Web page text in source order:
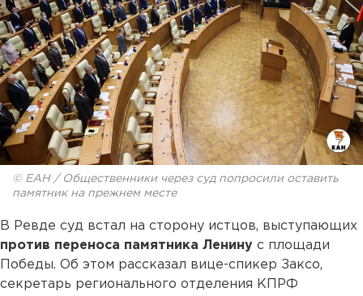
© ЕАН / Общественники через суд попросили оставить
памятник на прежнем месте
В Ревде суд встал на сторону истцов, выступающих
против переноса памятника Ленину с площади
Победы. Об этом рассказал вице-спикер Заксо,
секретарь регионального отделения КПРФ